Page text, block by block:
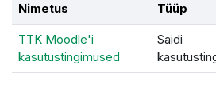
Nimetus Tüüp
TTK Moodle'i
kasutustingimused
Saidi